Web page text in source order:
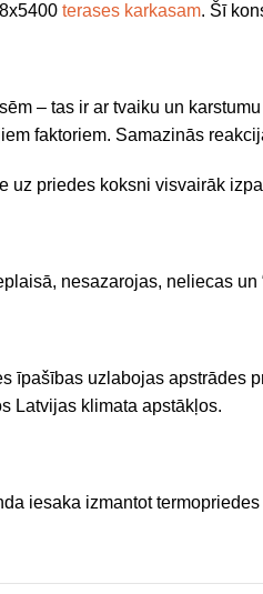
terases karkasam. Šī
– tas ir ar tvaiku un
faktoriem. Samazinās
uz priedes koksni visvairāk
nesazarojas, neliecas
īpašības uzlabojas apstrādes
Latvijas klimata apstākļos.
iesaka izmantot